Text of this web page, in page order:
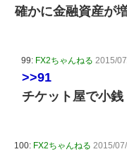
確かに金融資産が
99: FX2ちゃんねる 2015/
>>91
チケット屋で小
100: FX2ちゃんねる 2015/